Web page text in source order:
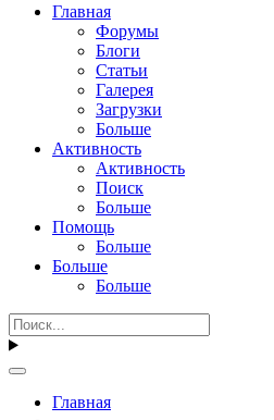
Главная
Форумы
Блоги
Статьи
Галерея
Загрузки
Больше
Активность
Активность
Поиск
Больше
Помощь
Больше
Больше
Больше
Главная